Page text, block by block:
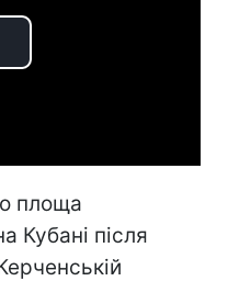
площа
Кубані після